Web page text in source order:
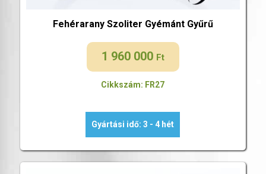
Fehérarany Szoliter Gyémánt Gyűrű
1 960 000 Ft
Cikkszám: FR27
Gyártási idő: 3 - 4 hét